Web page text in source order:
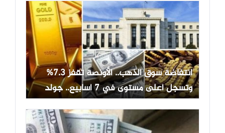
انتفاضة سوق الذهب.. الأونصة تقفز 7.3%
وتسجل أعلى مستوى في 7 أسابيع.. جولد
بيليون: عيار 21 يرتفع 160 جنيها وتعافي
الجنيه يحد من المكاسب.. ارتفاع حيازات